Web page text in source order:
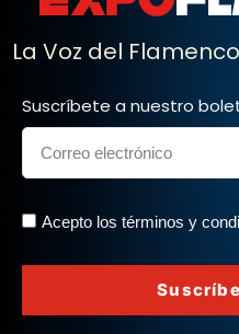
La Voz del
Suscríbete a nuestro
Acepto los términos y